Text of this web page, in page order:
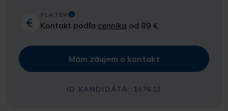
PLATBA
Kontakt podľa cenníka od 89 €
Mám záujem o kontakt
ID KANDIDÁTA: 167613